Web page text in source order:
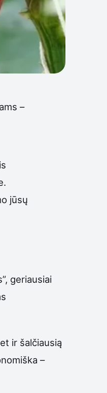
–
jūsų
geriausiai
ir šalčiausią
–